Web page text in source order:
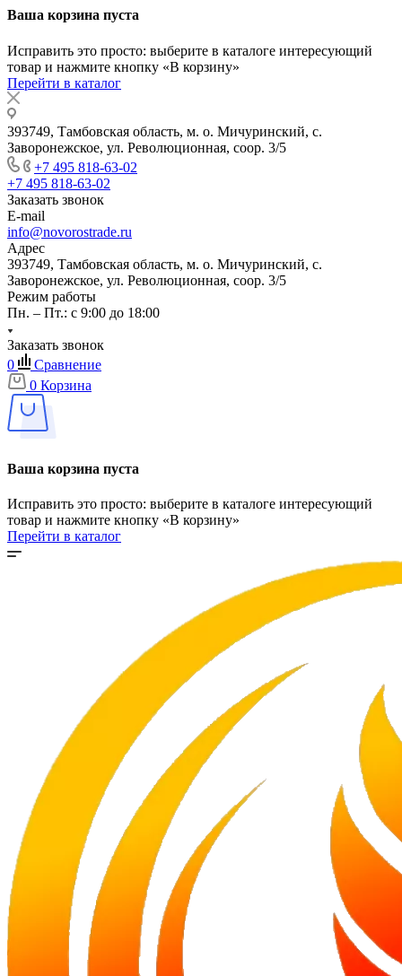
Ваша корзина пуста
Исправить это просто: выберите в каталоге интересующий
товар и нажмите кнопку «В корзину»
Перейти в каталог
393749, Тамбовская область, м. о. Мичуринский, с.
Заворонежское, ул. Революционная, соор. 3/5
+7 495 818-63-02
+7 495 818-63-02
Заказать звонок
E-mail
info@novorostrade.ru
Адрес
393749, Тамбовская область, м. о. Мичуринский, с.
Заворонежское, ул. Революционная, соор. 3/5
Режим работы
Пн. – Пт.: с 9:00 до 18:00
Заказать звонок
0
Сравнение
0 Корзина
Ваша корзина пуста
Исправить это просто: выберите в каталоге интересующий
товар и нажмите кнопку «В корзину»
Перейти в каталог